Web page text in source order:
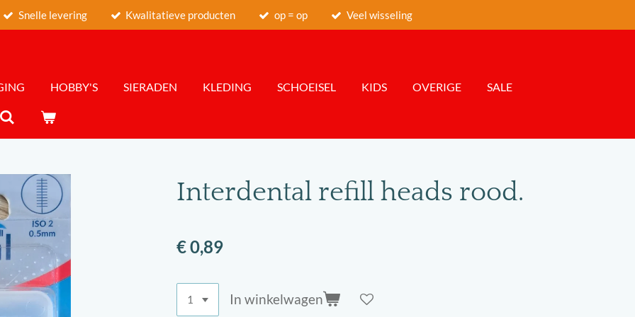
Snelle levering Kwalitatieve producten op = op Veel wisseling
HOBBY'S SIERADEN KLEDING SCHOEISEL KIDS OVERIGE SALE
Interdental refill heads rood.
€ 0,89
In winkelwagen